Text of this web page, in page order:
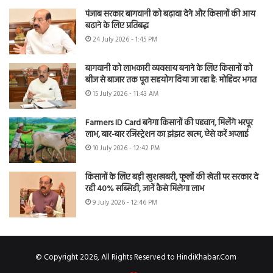
पंजाब सरकार बागवानी को बढ़ावा देने और किसानों की आय
बढ़ाने के लिए प्रतिबद्ध
24 July 2026 - 1:45 PM
बागवानी को लाभकारी व्यवसाय बनाने के लिए किसानों को
बीज से बाजार तक पूरा सहयोग दिया जा रहा है: मोहिंदर भगत
15 July 2026 - 11:43 AM
Farmers ID Card बनेगा किसानों की पहचान, मिलेंगे भरपूर
लाभ, बार-बार रजिस्ट्रेशन का झंझट खत्म, ऐसे करें अप्लाई
10 July 2026 - 12:42 PM
किसानों के लिए बड़ी खुशखबरी, फूलों की खेती पर सरकार दे
रही 40% सब्सिडी, जानें कैसे मिलेगा लाभ
9 July 2026 - 12:46 PM
© Copyright 2026, All Rights Reserved to HindiKhabar.Com